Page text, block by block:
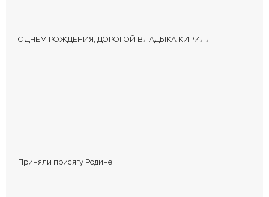
С ДНЕМ РОЖДЕНИЯ, ДОРОГОЙ ВЛАДЫКА КИРИЛЛ!
Приняли присягу Родине